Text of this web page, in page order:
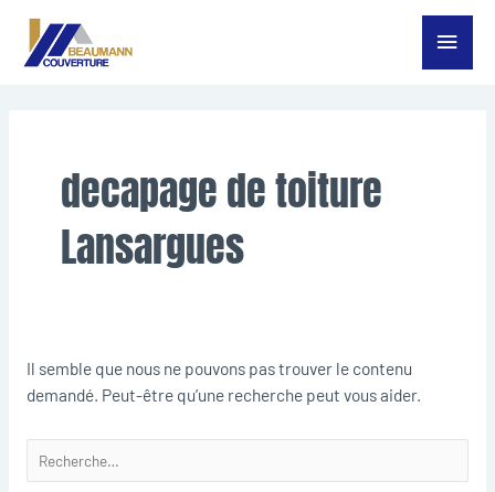
Aller
Menu
decapage de toiture
Lansargues
Il semble que nous ne pouvons pas trouver le contenu
demandé. Peut-être qu’une recherche peut vous aider.